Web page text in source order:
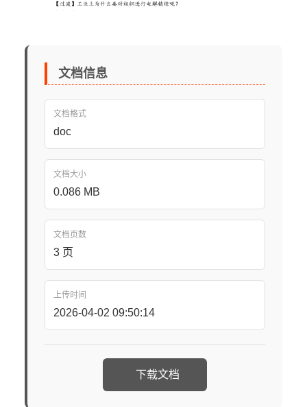
文档信息
文档格式
doc
文档大小
0.086 MB
文档页数
3 页
上传时间
2026-04-02 09:50:14
下载文档